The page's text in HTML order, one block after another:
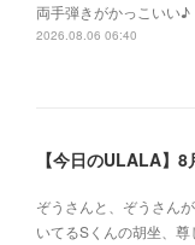
両手弾きがかっこいい♪
2026.08.06 06:40
【今日のULALA】8
ぞうさんと、ぞうさん
いてるSくんの胡坐、尊